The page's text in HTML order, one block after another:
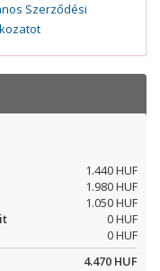
Szerződési
1.440 HUF
1.980 HUF
1.050 HUF
0 HUF
0 HUF
4.470 HUF